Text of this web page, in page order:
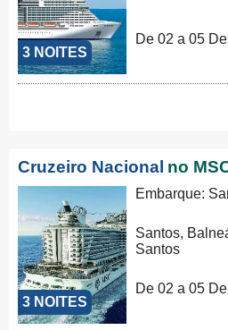
3 NOITES
De 02 a 05
Cruzeiro Nacional no
3 NOITES
Embarque:
Santos,
Santos
De 02 a 05